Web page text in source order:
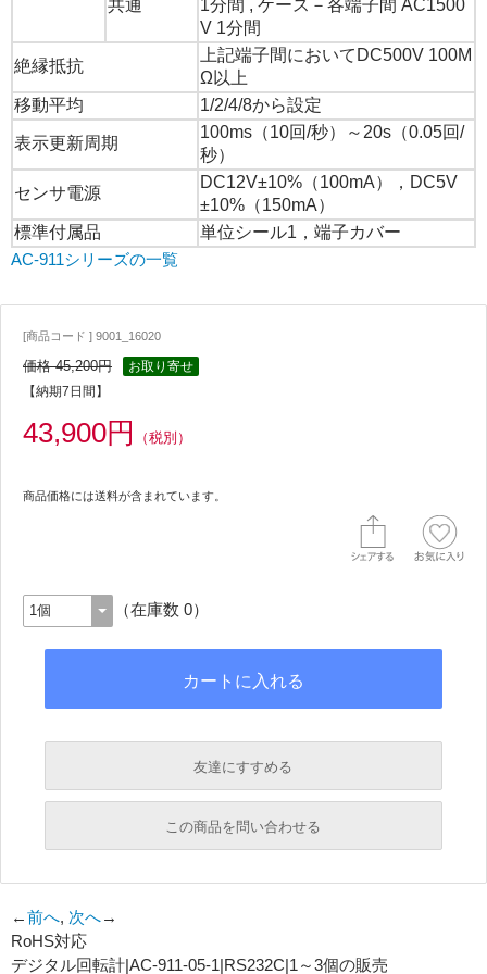
共通
1分間 , ケース－各端子間 AC1500
V 1分間
絶縁抵抗
上記端子間においてDC500V 100M
Ω以上
移動平均
1/2/4/8から設定
表示更新周期
100ms（10回/秒）～20s（0.05回/
秒）
センサ電源
DC12V±10%（100mA），DC5V
±10%（150mA）
標準付属品
単位シール1，端子カバー
AC-911シリーズの一覧
[商品コード ] 9001_16020
価格 45,200円
お取り寄せ
【納期7日間】
43,900円 （税別）
商品価格には送料が含まれています。
（在庫数 0）
友達にすすめる
必須
この商品を問い合わせる
必須
←前へ, 次へ→
RoHS対応
デジタル回転計|AC-911-05-1|RS232C|1～3個の販売